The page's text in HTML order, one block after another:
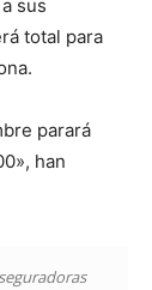
sus
total para
parará
han